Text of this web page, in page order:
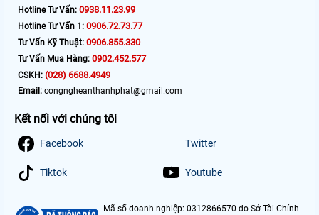
Hotline Tư Vấn: 0938.11.23.99
Hotline Tư Vấn 1: 0906.72.73.77
Tư Vấn Kỹ Thuật: 0906.855.330
Tư Vấn Mua Hàng: 0902.452.577
CSKH: (028) 6688.4949
Email: congngheanthanhphat@gmail.com
Kết nối với chúng tôi
Facebook Twitter
Tiktok Youtube
Mã số doanh nghiệp: 0312866570 do Sở Tài Chính